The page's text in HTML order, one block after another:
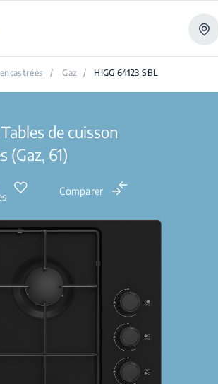
/ Gaz / HIGG 64123 SBL
de cuisson
(Gaz, 61)
Comparer